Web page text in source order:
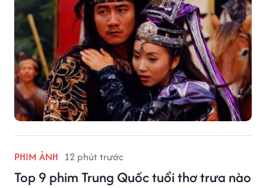
PHIM ẢNH 12 phút trước
Top 9 phim Trung Quốc tuổi thơ trưa nào